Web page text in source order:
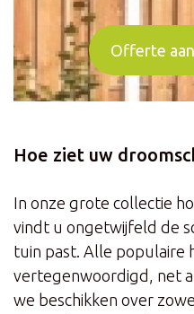
Offerte
Hoe ziet uw
In onze grote collectie
vindt u ongetwijfeld de
tuin past. Alle populaire
vertegenwoordigd, net
we beschikken over